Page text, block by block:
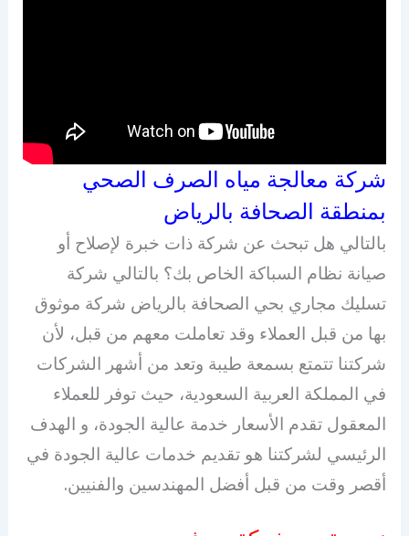
شركة معالجة مياه الصرف الصحي
بمنطقة الصحافة بالرياض
بالتالي هل تبحث عن شركة ذات خبرة لإصلاح أو
صيانة نظام السباكة الخاص بك؟ بالتالي شركة
تسليك مجاري بحي الصحافة بالرياض شركة موثوق
بها من قبل العملاء وقد تعاملت معهم من قبل، لأن
شركتنا تتمتع بسمعة طيبة وتعد من أشهر الشركات
في المملكة العربية السعودية، حيث توفر للعملاء
المعقول تقدم الأسعار خدمة عالية الجودة، و الهدف
الرئيسي لشركتنا هو تقديم خدمات عالية الجودة في
أقصر وقت من قبل أفضل المهندسين والفنيين.